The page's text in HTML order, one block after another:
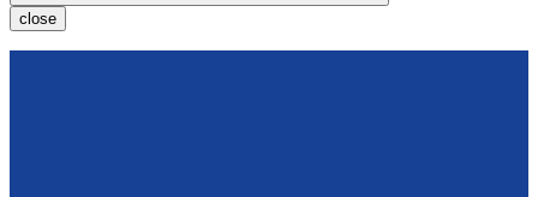
close